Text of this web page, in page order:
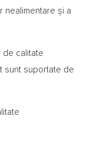
nealimentare și a
de calitate
sunt suportate de